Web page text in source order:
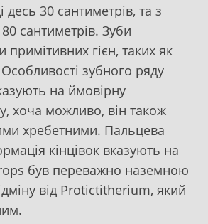
десь 30 сантиметрів, та з
сантиметрів. Зуби
примітивних гієн, таких як
зубного ряду
на ймовірну
хоча можливо, він також
хребетними. Пальцева
кінцівок вказують на
був переважно наземною
від Protictitherium, який